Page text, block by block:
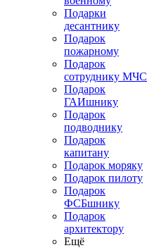
Подарки
десантнику
Подарок
пожарному
Подарок
сотруднику МЧС
Подарок
ГАИшнику
Подарок
подводнику
Подарок
капитану
Подарок моряку
Подарок пилоту
Подарок
ФСБшнику
Подарок
архитектору
Ещё